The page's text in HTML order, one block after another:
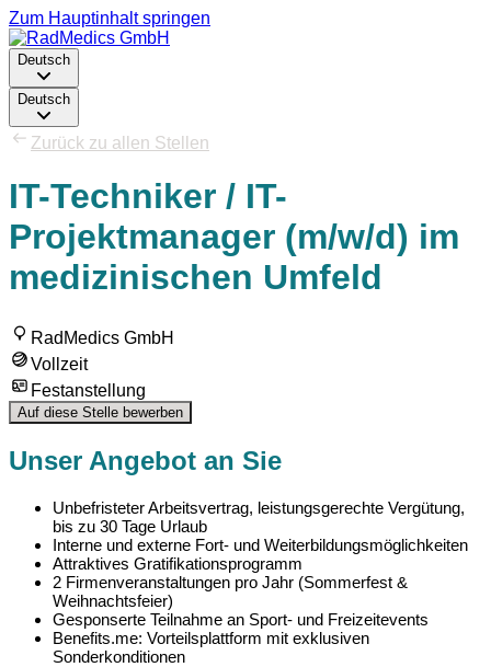
Zum Hauptinhalt springen
Deutsch
Deutsch
Zurück zu allen Stellen
IT-Techniker / IT-
Projektmanager (m/w/d) im
medizinischen Umfeld
RadMedics GmbH
Vollzeit
Festanstellung
Auf diese Stelle bewerben
Unser Angebot an Sie
Unbefristeter Arbeitsvertrag, leistungsgerechte Vergütung,
bis zu 30 Tage Urlaub
Interne und externe Fort- und Weiterbildungsmöglichkeiten
Attraktives Gratifikationsprogramm
2 Firmenveranstaltungen pro Jahr (Sommerfest &
Weihnachtsfeier)
Gesponserte Teilnahme an Sport- und Freizeitevents
Benefits.me: Vorteilsplattform mit exklusiven
Sonderkonditionen